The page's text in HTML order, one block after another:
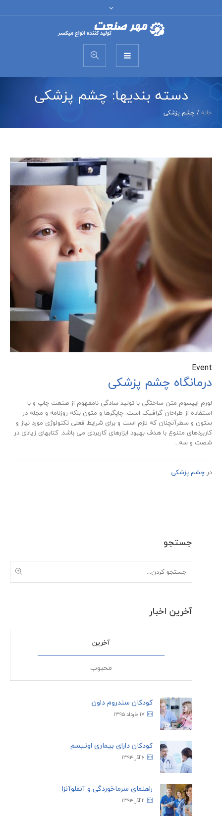
دسته بندیها: چشم پزشکی
خانه/ چشم پزشکی
Event
درمانگاه چشم پزشکی
لورم ایپسوم متن ساختگی با تولید سادگی نامفهوم از صنعت چاپ و با
استفاده از طراحان گرافیک است. چاپگرها و متون بلکه روزنامه و مجله در
ستون و سطرآنچنان که لازم است و برای شرایط فعلی تکنولوژی مورد نیاز و
کاربردهای متنوع با هدف بهبود ابزارهای کاربردی می باشد. کتابهای زیادی در
شصت و سه...
در چشم پزشکی
جستجو
آخرین اخبار
آخرین
محبوب
کودکان سندروم داون
۱۷ خرداد ۱۳۹۵
کودکان دارای بیماری اوتیسم
۶ آذر ۱۳۹۴
راهنمای سرماخوردگی و آنفلوآنزا
۲ آذر ۱۳۹۴